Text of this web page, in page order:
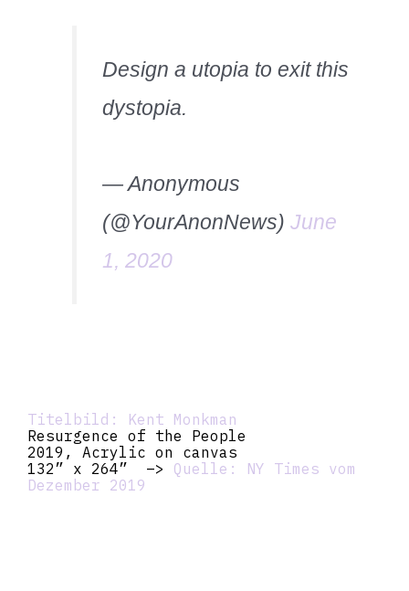
Design a utopia to exit this
dystopia.
— Anonymous
(@YourAnonNews) June
1, 2020
Titelbild: Kent Monkman
Resurgence of the People
2019, Acrylic on canvas
132” x 264” –> Quelle: NY Times vom
Dezember 2019